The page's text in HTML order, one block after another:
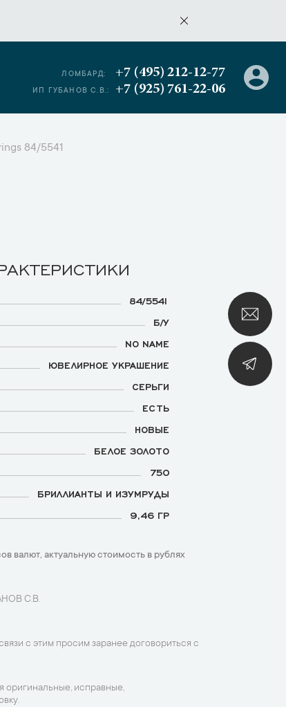
ЛОМБАРД: +7 (495) 212-12-77
ИП ГУБАНОВ С.В.: +7 (925) 761-22-06
84/5541
84/5541
Б/У
NO NAME
ЮВЕЛИРНОЕ УКРАШЕНИЕ
СЕРЬГИ
ЕСТЬ
НОВЫЕ
БЕЛОЕ ЗОЛОТО
750
БРИЛЛИАНТЫ И ИЗУМРУДЫ
9,46 ГР
валют, актуальную стоимость в рублях
С.В.
с этим просим заранее договориться с
оригинальные, исправные,